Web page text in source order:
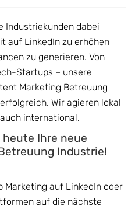
Industriekunden dabei
auf LinkedIn zu erhöhen
zu generieren. Von
Startups – unsere
Marketing Betreuung
Wir agieren lokal
international.
Ihre neue
Industrie!
Marketing auf LinkedIn oder
auf die nächste